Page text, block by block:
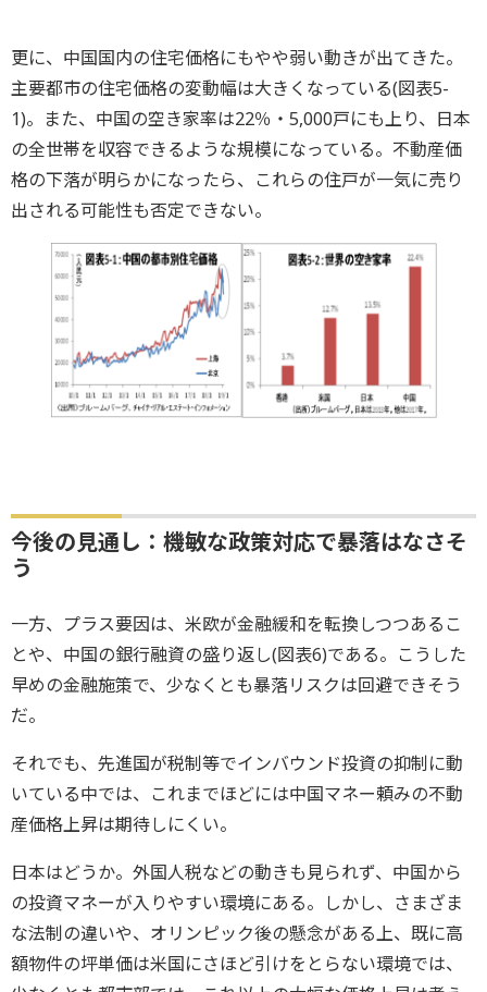
更に、中国国内の住宅価格にもやや弱い動きが出てきた。
主要都市の住宅価格の変動幅は大きくなっている(図表5-
1)。また、中国の空き家率は22％・5,000戸にも上り、日本
の全世帯を収容できるような規模になっている。不動産価
格の下落が明らかになったら、これらの住戸が一気に売り
出される可能性も否定できない。
今後の見通し：機敏な政策対応で暴落はなさそ
う
一方、プラス要因は、米欧が金融緩和を転換しつつあるこ
とや、中国の銀行融資の盛り返し(図表6)である。こうした
早めの金融施策で、少なくとも暴落リスクは回避できそう
だ。
それでも、先進国が税制等でインバウンド投資の抑制に動
いている中では、これまでほどには中国マネー頼みの不動
産価格上昇は期待しにくい。
日本はどうか。外国人税などの動きも見られず、中国から
の投資マネーが入りやすい環境にある。しかし、さまざま
な法制の違いや、オリンピック後の懸念がある上、既に高
額物件の坪単価は米国にさほど引けをとらない環境では、